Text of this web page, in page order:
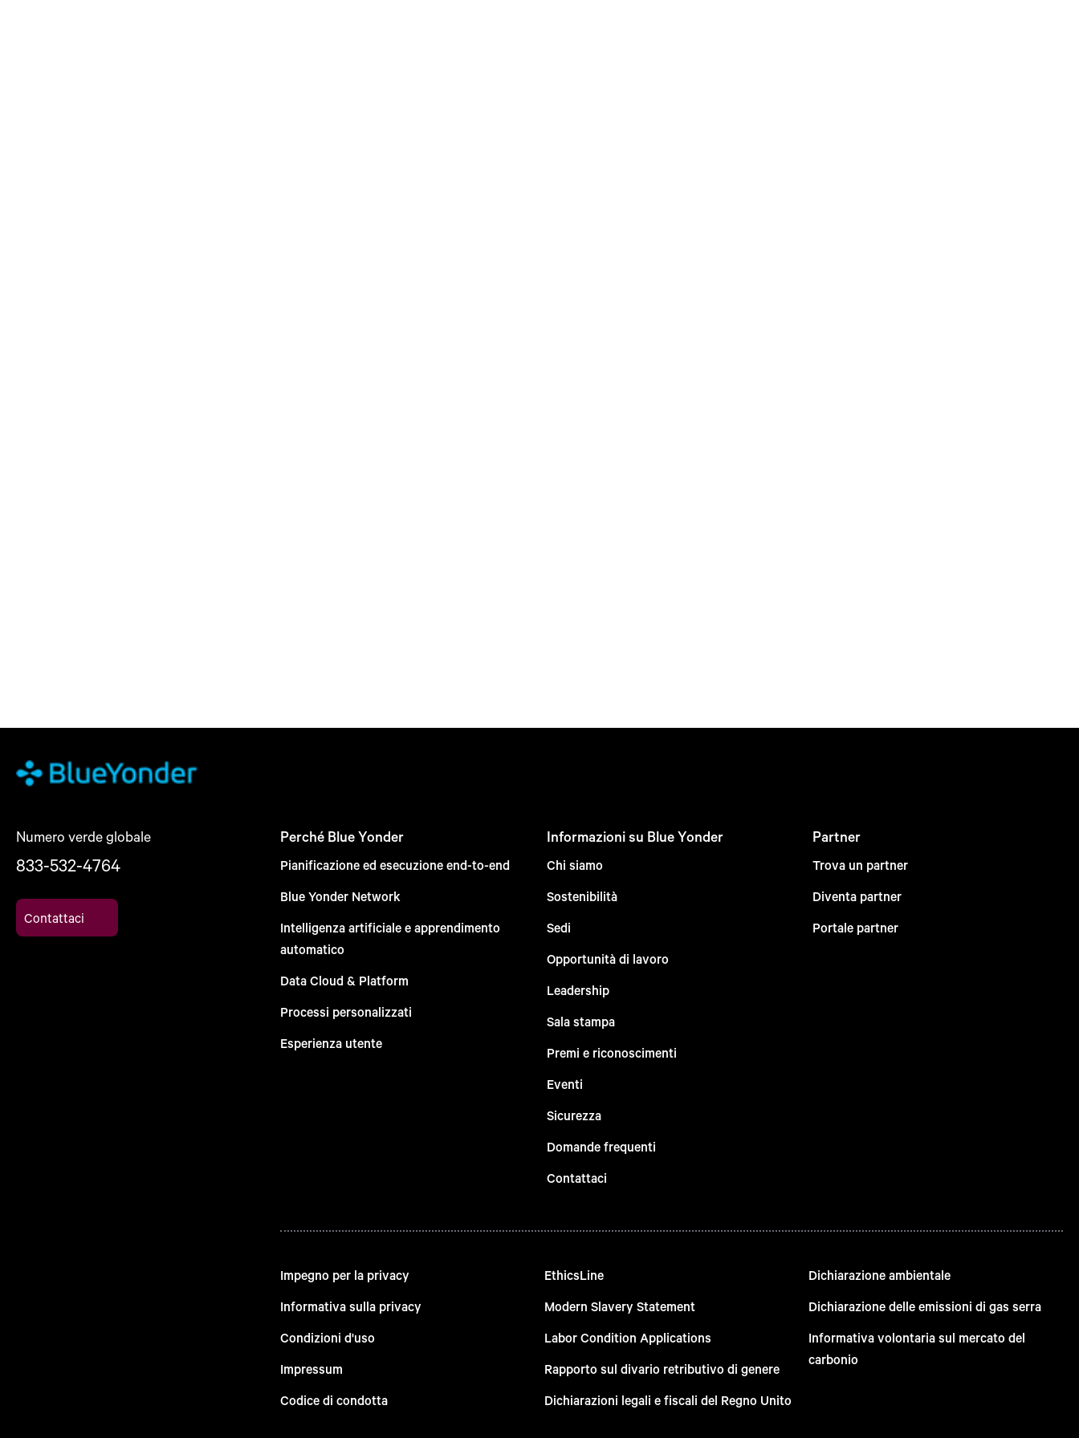
Numero verde globale
833-532-4764
Contattaci
Perché Blue Yonder
Pianificazione ed esecuzione end-to-end
Blue Yonder Network
Intelligenza artificiale e apprendimento
automatico
Data Cloud & Platform
Processi personalizzati
Esperienza utente
Informazioni su Blue Yonder
Chi siamo
Sostenibilità
Sedi
Opportunità di lavoro
Leadership
Sala stampa
Premi e riconoscimenti
Eventi
Sicurezza
Domande frequenti
Contattaci
Partner
Trova un partner
Diventa partner
Portale partner
Impegno per la privacy
Informativa sulla privacy
Condizioni d'uso
Impressum
Codice di condotta
EthicsLine
Modern Slavery Statement
Labor Condition Applications
Rapporto sul divario retributivo di genere
Dichiarazioni legali e fiscali del Regno Unito
Dichiarazione ambientale
Dichiarazione delle emissioni di gas serra
Informativa volontaria sul mercato del
carbonio